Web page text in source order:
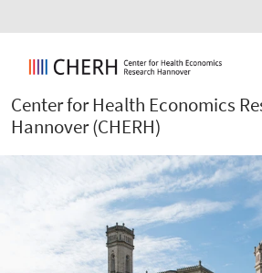
Center for Health Economics
Hannover (CHERH)